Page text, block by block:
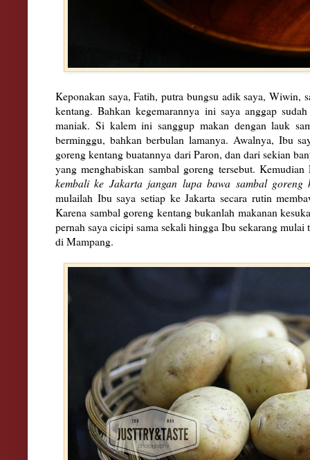
Keponakan saya, Fatih, putra bungsu adik saya, Wiwin,
kentang. Bahkan kegemarannya ini saya anggap
maniak. Si kalem ini sanggup makan dengan lauk
berminggu, bahkan berbulan lamanya. Awalnya, Ibu
goreng kentang buatannya dari Paron, dan dari sekian
yang menghabiskan sambal goreng tersebut.
kembali ke Jakarta jangan lupa bawa sambal goreng
mulailah Ibu saya setiap ke Jakarta secara rutin
Karena sambal goreng kentang bukanlah makanan
pernah saya cicipi sama sekali hingga Ibu sekarang
di Mampang.